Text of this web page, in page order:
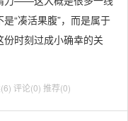
“凑活果腹”，而是属于
时刻过成小确幸的关
评论(0) 推荐(0)